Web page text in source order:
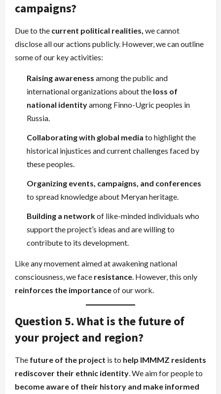
campaigns?
Due to the current political realities, we cannot
disclose all our actions publicly. However, we can outline
some of our key activities:
Raising awareness among the public and
international organizations about the loss of
national identityamong Finno-Ugric peoples in
Russia.
Collaborating with global media to highlight the
historical injustices and current challenges faced by
these peoples.
Organizing events, campaigns, and conferences
to spread knowledge about Meryan heritage.
Building a networkof like-minded individuals who
support the project’s ideas and are willing to
contribute to its development.
Like any movement aimed at awakening national
consciousness, we face resistance . However, this only
reinforces the importanceof our work.
Question 5. What is the future of
your project and region?
The future of the project is to help IMMMZ residents
rediscover their ethnic identity . We aim for people to
become aware of their history and make informed